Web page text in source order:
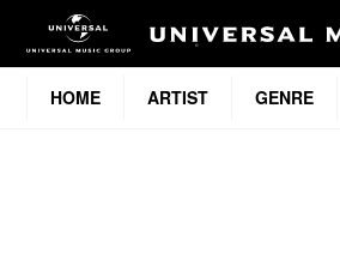
HOME ARTIST GENRE